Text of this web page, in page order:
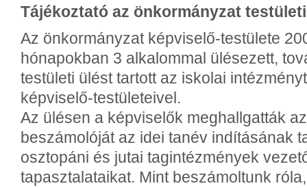
Tájékoztató az önkormányzat
Az önkormányzat képviselő-testülete
hónapokban 3 alkalommal ülésezett,
testületi ülést tartott az iskolai
képviselő-testületeivel.
Az ülésen a képviselők meghallgatták
beszámolóját az idei tanév indításának
osztopáni és jutai tagintézmények
tapasztalataikat. Mint beszámoltunk